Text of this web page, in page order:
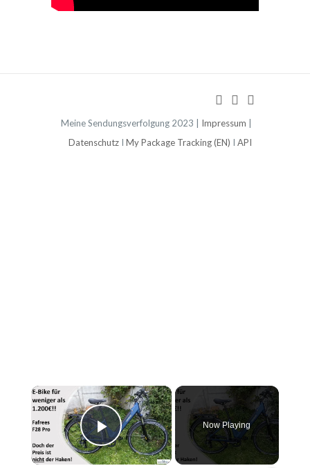
Meine Sendungsverfolgung 2023 | Impressum
Datenschutz I My Package Tracking (EN) I API
×
Play Video
Now Playing